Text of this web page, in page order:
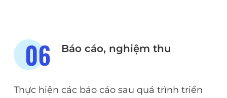
Báo cáo, nghiệm thu
Thực hiện các báo cáo sau quá trình triển